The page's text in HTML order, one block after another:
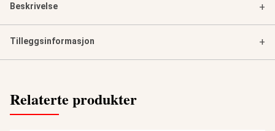
Beskrivelse +
Tilleggsinformasjon +
Relaterte produkter